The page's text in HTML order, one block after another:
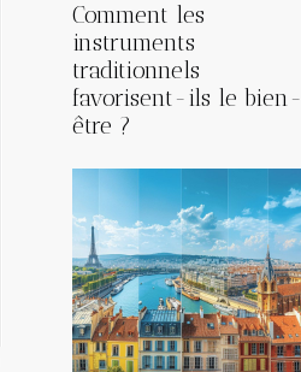
Comment les
instruments
traditionnels
favorisent-ils le bien-
être ?